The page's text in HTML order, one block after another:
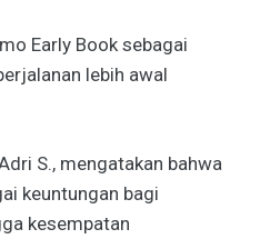
Early Book sebagai
lebih awal
S., mengatakan bahwa
keuntungan bagi
kesempatan